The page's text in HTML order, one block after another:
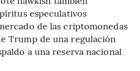
especulativos
de las criptomonedas
Trump de una regulación
a una reserva nacional